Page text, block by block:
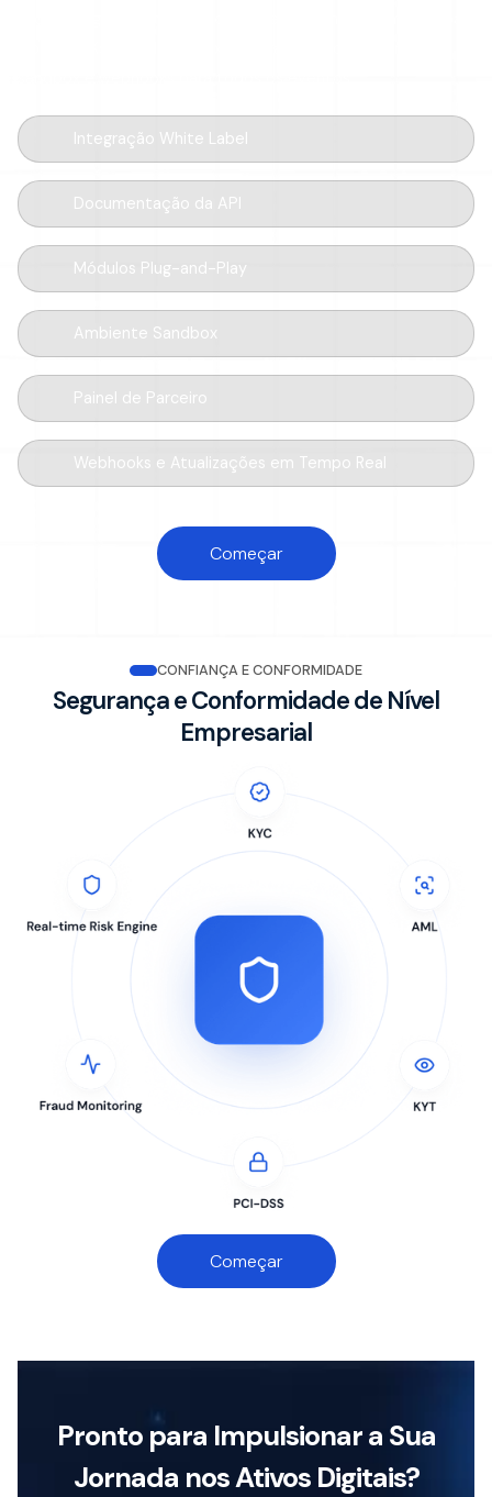
Integração White Label
Documentação da API
Módulos Plug-and-Play
Ambiente Sandbox
Painel de Parceiro
Webhooks e Atualizações em Tempo Real
Começar
CONFIANÇA E CONFORMIDADE
Segurança e Conformidade de Nível
Empresarial
Começar
Pronto para Impulsionar a Sua
Jornada nos Ativos Digitais?